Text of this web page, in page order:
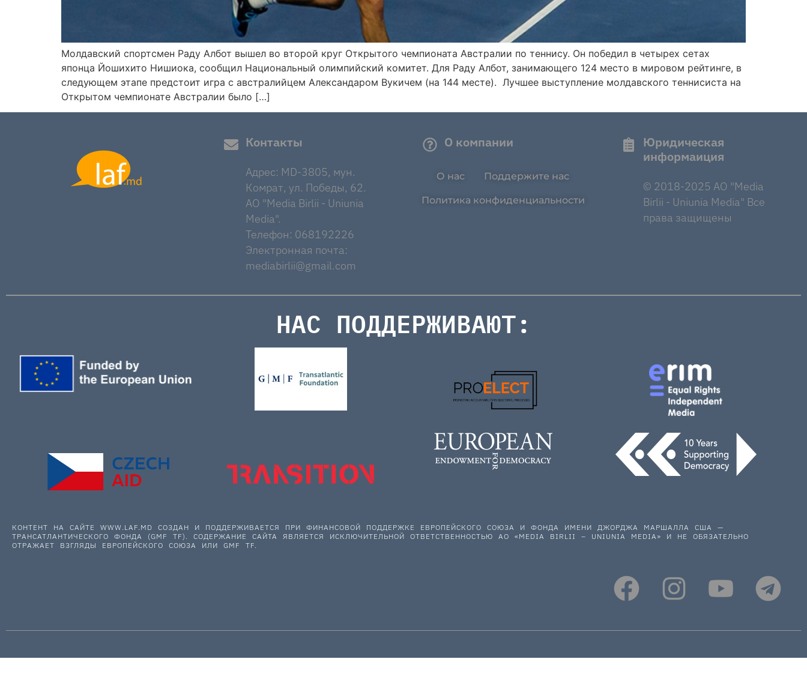
Молдавский спортсмен Раду Албот вышел во второй круг Открытого чемпионата Австралии по теннису. Он победил в четырех сетах
японца Йошихито Нишиока, сообщил Национальный олимпийский комитет. Для Раду Албот, занимающего 124 место в мировом рейтинге, в
следующем этапе предстоит игра с австралийцем Александаром Вукичем (на 144 месте). Лучшее выступление молдавского теннисиста на
Открытом чемпионате Австралии было […]
Контакты
Адрес: MD-3805, мун.
Комрат, ул. Победы, 62.
AO "Media Birlii - Uniunia
Media".
Телефон: 068192226
Электронная почта:
mediabirlii@gmail.com
О компании
О нас Поддержите нас
Политика конфиденциальности
Юридическая
информаиция
© 2018-2025 AO "Media
Birlii - Uniunia Media" Все
права защищены
НАС ПОДДЕРЖИВАЮТ:
КОНТЕНТ НА САЙТЕ WWW.LAF.MD СОЗДАН И ПОДДЕРЖИВАЕТСЯ ПРИ ФИНАНСОВОЙ ПОДДЕРЖКЕ ЕВРОПЕЙСКОГО СОЮЗА И ФОНДА ИМЕНИ ДЖОРДЖА МАРШАЛЛА США —
ТРАНСАТЛАНТИЧЕСКОГО ФОНДА (GMF TF). СОДЕРЖАНИЕ САЙТА ЯВЛЯЕТСЯ ИСКЛЮЧИТЕЛЬНОЙ ОТВЕТСТВЕННОСТЬЮ АО «MEDIA BIRLII – UNIUNIA MEDIA» И НЕ ОБЯЗАТЕЛЬНО
ОТРАЖАЕТ ВЗГЛЯДЫ ЕВРОПЕЙСКОГО СОЮЗА ИЛИ GMF TF.